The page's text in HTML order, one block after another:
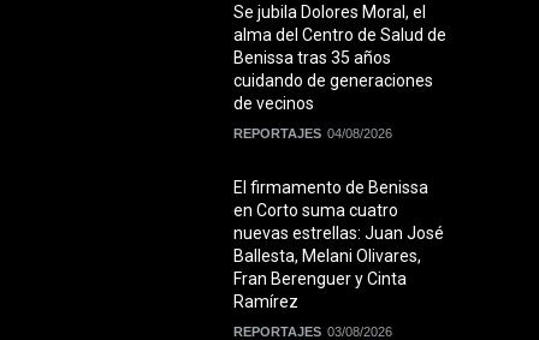
Se jubila Dolores Moral, el
alma del Centro de Salud de
Benissa tras 35 años
cuidando de generaciones
de vecinos
REPORTAJES 04/08/2026
El firmamento de Benissa
en Corto suma cuatro
nuevas estrellas: Juan José
Ballesta, Melani Olivares,
Fran Berenguer y Cinta
Ramírez
REPORTAJES 03/08/2026